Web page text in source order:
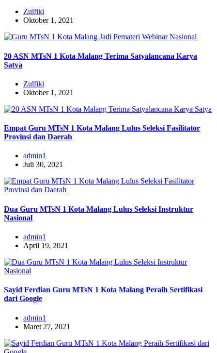
Zulfiki
Oktober 1, 2021
20 ASN MTsN 1 Kota Malang Terima Satyalancana Karya
Satya
Zulfiki
Oktober 1, 2021
Empat Guru MTsN 1 Kota Malang Lulus Seleksi Fasilitator
Provinsi dan Daerah
admin1
Juli 30, 2021
Dua Guru MTsN 1 Kota Malang Lulus Seleksi Instruktur
Nasional
admin1
April 19, 2021
Sayid Ferdian Guru MTsN 1 Kota Malang Peraih Sertifikasi
dari Google
admin1
Maret 27, 2021